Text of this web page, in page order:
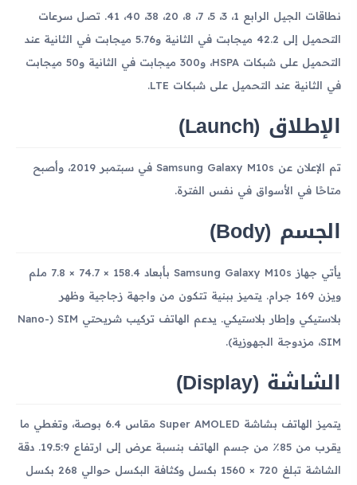
نطاقات الجيل الرابع 1، 3، 5، 7، 8، 20، 38، 40، 41. تصل سرعات
التحميل إلى 42.2 ميجابت في الثانية و5.76 ميجابت في الثانية عند
التحميل على شبكات HSPA، و300 ميجابت في الثانية و50 ميجابت
في الثانية عند التحميل على شبكات LTE.
الإطلاق (Launch)
تم الإعلان عن Samsung Galaxy M10s في سبتمبر 2019، وأصبح
متاحًا في الأسواق في نفس الفترة.
الجسم (Body)
يأتي جهاز Samsung Galaxy M10s بأبعاد 158.4 × 74.7 × 7.8 ملم
ويزن 169 جرام. يتميز ببنية تتكون من واجهة زجاجية وظهر
بلاستيكي وإطار بلاستيكي. يدعم الهاتف تركيب شريحتي SIM (Nano-
SIM، مزدوجة الجهوزية).
الشاشة (Display)
يتميز الهاتف بشاشة Super AMOLED مقاس 6.4 بوصة، وتغطي ما
يقرب من 85٪ من جسم الهاتف بنسبة عرض إلى ارتفاع 19.5:9. دقة
الشاشة تبلغ 720 × 1560 بكسل وكثافة البكسل حوالي 268 بكسل